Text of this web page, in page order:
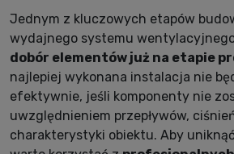
Jednym z kluczowych etapów
wydajnego systemu
dobór elementów już na etapie
najlepiej wykonana instalacja nie
efektywnie, jeśli komponenty nie
uwzględnieniem przepływów,
charakterystyki obiektu. Aby